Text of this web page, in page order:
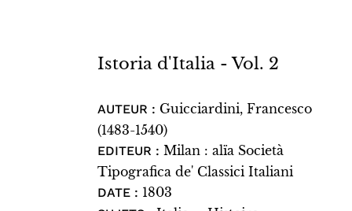
Istoria d'Italia - Vol. 2
AUTEUR : Guicciardini, Francesco
(1483-1540)
EDITEUR : Milan : alïa Società
Tipografica de' Classici Italiani
DATE : 1803